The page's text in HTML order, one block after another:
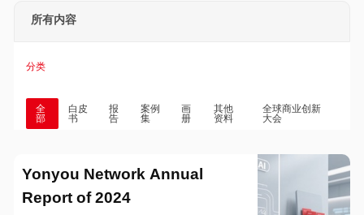
所有内容
分类
全
部
白皮
书
报
告
案例
集
画
册
其他
资料
全球商业创新
大会
Yonyou Network Annual
Report of 2024